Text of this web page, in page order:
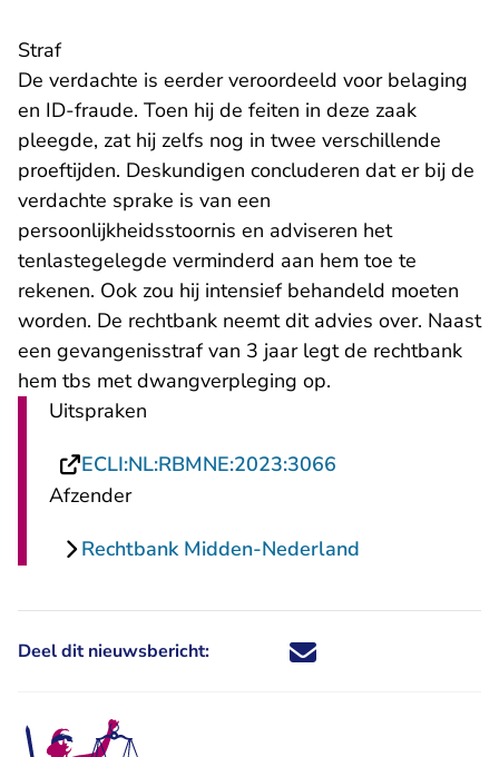
Straf
De verdachte is eerder veroordeeld voor belaging
en ID-fraude. Toen hij de feiten in deze zaak
pleegde, zat hij zelfs nog in twee verschillende
proeftijden. Deskundigen concluderen dat er bij de
verdachte sprake is van een
persoonlijkheidsstoornis en adviseren het
tenlastegelegde verminderd aan hem toe te
rekenen. Ook zou hij intensief behandeld moeten
worden. De rechtbank neemt dit advies over. Naast
een gevangenisstraf van 3 jaar legt de rechtbank
hem tbs met dwangverpleging op.
Uitspraken
ECLI:NL:RBMNE:2023:3066
Afzender
Rechtbank Midden-Nederland
Deel dit nieuwsbericht: Deel dit nieuwsbericht via X -
Deel dit nieuwsbericht via
Deel dit nieuwsbericht
Deel dit